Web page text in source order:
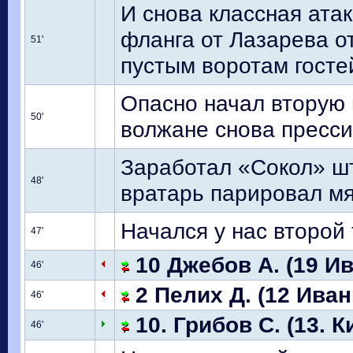
51'
И снова классная
фланга от Лазарева
пустым воротам
50'
Опасно начал
волжане снова
48'
Заработал «Сокол»
вратарь парировал
47' Начался у нас
46' 10 Джебов А. (19
46' 2 Пелих Д. (12
46'
10. Грибов С. (13.